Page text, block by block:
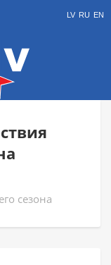
LV RU EN
сезона